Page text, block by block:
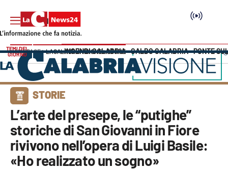
SEZIONI
Cronaca
Politica
Attualità
Vai
TEMI DEL
GIORNO
INCENDI CALABRIA CALDO CALABRIA PONTE
HOME PAGE LACALABRIAVISIONE STORIE
STORIE
L’arte del presepe, le “putighe”
storiche di San Giovanni in Fiore
rivivono nell’opera di Luigi Basile:
«Ho realizzato un sogno»